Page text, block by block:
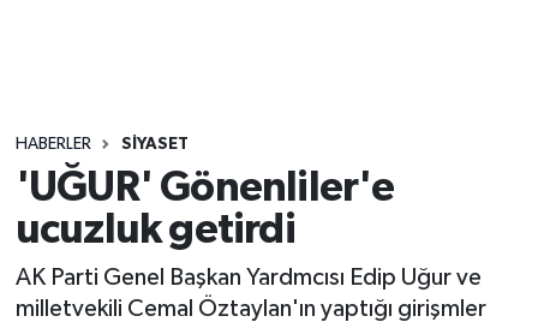
HABERLER SİYASET
'UĞUR' Gönenliler'e
ucuzluk getirdi
AK Parti Genel Başkan Yardmcısı Edip Uğur ve
milletvekili Cemal Öztaylan'ın yaptığı girişmler